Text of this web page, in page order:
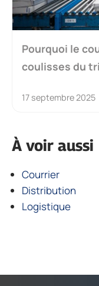
Pourquoi le
coulisses du
17 septembre 2025
À voir aussi
Courrier
Distribution
Logistique